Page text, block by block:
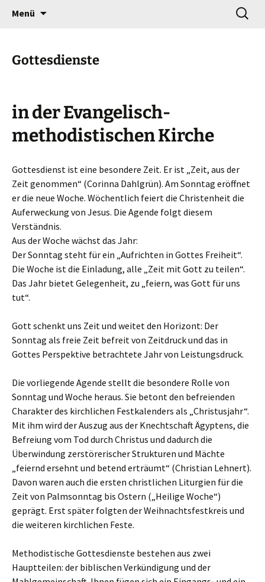
Willkommen!
Gottesdienst verändert
Menü
Suchen
nach:
Gottesdienste
in der Evangelisch-
methodistischen Kirche
Gottesdienst ist eine besondere Zeit. Er ist „Zeit, aus der
Zeit genommen“ (Corinna Dahlgrün). Am Sonntag eröffnet
er die neue Woche. Wöchentlich feiert die Christenheit die
Auferweckung von Jesus. Die Agende folgt diesem
Verständnis.
Aus der Woche wächst das Jahr:
Der Sonntag steht für ein „Aufrichten in Gottes Freiheit“.
Die Woche ist die Einladung, alle „Zeit mit Gott zu teilen“.
Das Jahr bietet Gelegenheit, zu „feiern, was Gott für uns
tut“.
Gott schenkt uns Zeit und weitet den Horizont: Der
Sonntag als freie Zeit befreit von Zeitdruck und das in
Gottes Perspektive betrachtete Jahr von Leistungsdruck.
Die vorliegende Agende stellt die besondere Rolle von
Sonntag und Woche heraus. Sie betont den befreienden
Charakter des kirchlichen Festkalenders als „Christusjahr“.
Mit ihm wird der Auszug aus der Knechtschaft Ägyptens, die
Befreiung vom Tod durch Christus und dadurch die
Überwindung zerstörerischer Strukturen und Mächte
„feiernd ersehnt und betend erträumt“ (Christian Lehnert).
Davon waren auch die ersten christlichen Liturgien für die
Zeit von Palmsonntag bis Ostern („Heilige Woche“)
geprägt. Erst später folgten der Weihnachtsfestkreis und
die weiteren kirchlichen Feste.
Methodistische Gottesdienste bestehen aus zwei
Hauptteilen: der biblischen Verkündigung und der